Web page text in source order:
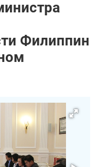
Филиппин